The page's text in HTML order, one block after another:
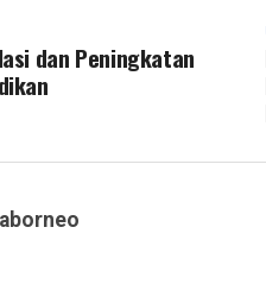
dan Peningkatan